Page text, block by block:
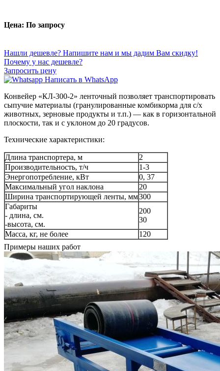
Цена: По запросу
Нашли дешевле? Напишите нам и мы дадим Вам скидку!
Почему у нас дешевле?
Запросить цену
Написать в WhatsApp
Конвейер «КЛ-300-2» ленточный позволяет транспортировать
сыпучие материалы (гранулированные комбикорма для с/х
животных, зерновые продукты и т.п.) — как в горизонтальной
плоскости, так и с уклоном до 20 градусов.
Технические характеристики:
Длина транспортера, м
2
Производительность, т/ч
1-3
Энергопотребление, кВт
0, 37
Максимальный угол наклона
20
Ширина транспортирующей ленты, мм300
Габариты
- длина, см.
-высота, см.
200
30
Масса, кг, не более
120
Примеры наших работ